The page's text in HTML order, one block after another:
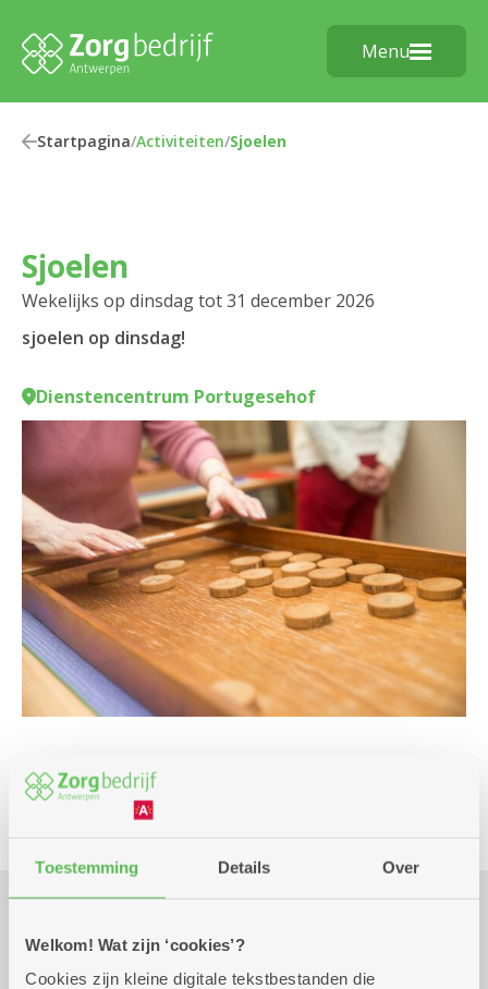
Toestemming Details Over
Welkom! Wat zijn ‘cookies’?
Cookies zijn kleine digitale tekstbestanden die
Menu
Startpagina/Activiteiten/Sjoelen
Sjoelen
Wekelijks op dinsdag tot 31 december 2026
sjoelen op dinsdag!
Dienstencentrum Portugesehof
Club
Praktisch